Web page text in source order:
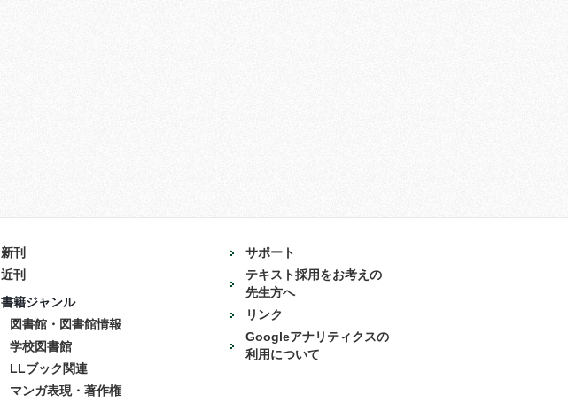
新刊
近刊
書籍ジャンル
図書館・図書館情報
学校図書館
LLブック関連
マンガ表現・著作権
サポート
テキスト採用をお考えの
先生方へ
リンク
Googleアナリティクスの
利用について